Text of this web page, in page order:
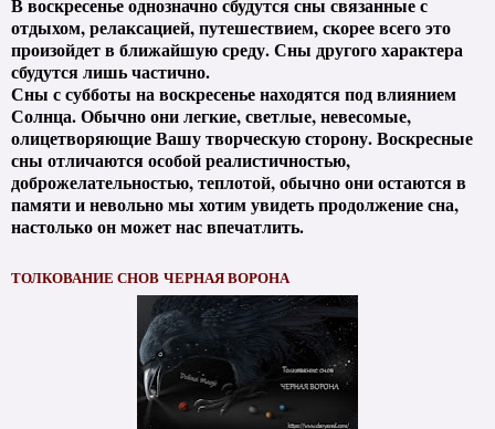
отдыхом, релаксацией, путешествием, скорее всего это
произойдет в ближайшую среду. Сны другого характера
сбудутся лишь частично.
Сны с субботы на воскресенье находятся под влиянием
Солнца. Обычно они легкие, светлые, невесомые,
олицетворяющие Вашу творческую сторону. Воскресные
сны отличаются особой реалистичностью,
доброжелательностью, теплотой, обычно они остаются в
памяти и невольно мы хотим увидеть продолжение сна,
настолько он может нас впечатлить.
ТОЛКОВАНИЕ СНОВ ЧЕРНАЯ ВОРОНА